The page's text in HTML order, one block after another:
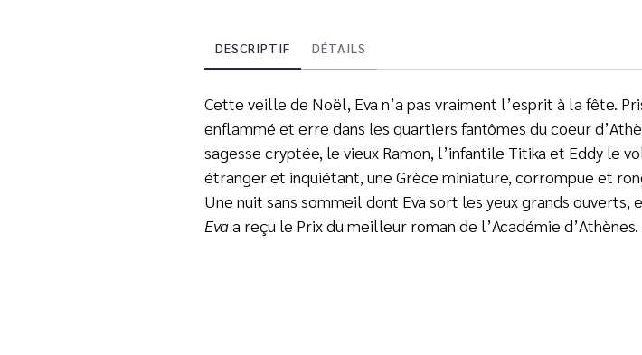
DESCRIPTIF DÉTAILS
Cette veille de Noël, Eva n’a pas vraiment l’esprit à la fête.
enflammé et erre dans les quartiers fantômes du coeur
sagesse cryptée, le vieux Ramon, l’infantile Titika et Eddy le
étranger et inquiétant, une Grèce miniature, corrompue et
Une nuit sans sommeil dont Eva sort les yeux grands ouverts,
Evaa reçu le Prix du meilleur roman de l’Académie d’Athènes.